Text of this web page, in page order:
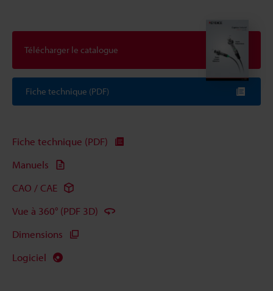
Télécharger le catalogue
Fiche technique (PDF)
Fiche technique (PDF)
Manuels
CAO / CAE
Vue à 360° (PDF 3D)
Dimensions
Logiciel